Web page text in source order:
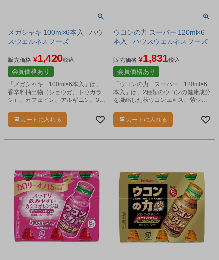
メガシャキ 100ml×6本入 - ハウ
スウェルネスフーズ
販売価格 ¥1,420税込
会員価格あり
「メガシャキ 100ml×6本入」は、
香辛料抽出物（ショウガ、トウガラ
シ）、カフェイン、アルギニン、3種
タミンＢ６、ナイアシン）を配合し
たジンジャーレモン味の炭酸飲料で
カートに入れる
ウコンの力 スーパー 120ml×6
本入 - ハウスウェルネスフーズ
販売価格 ¥1,831税込
会員価格あり
「ウコンの力 スーパー 120ml×6
本入」は、2種類のウコンの健康成分
を凝縮した秋ウコンエキス、紫ウコ
カートに入れる